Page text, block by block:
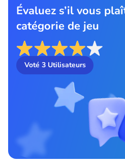
Évaluez s’il vous
catégorie de jeu
Voté 3Utilisateurs